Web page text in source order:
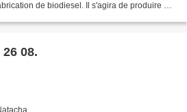
de biodiesel. Il s'agira de produire du
08.